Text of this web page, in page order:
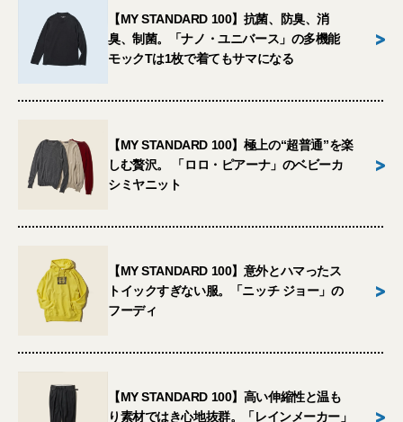
【MY STANDARD 100】抗菌、防臭、消
臭、制菌。「ナノ・ユニバース」の多機能
モックTは1枚で着てもサマになる
>
【MY STANDARD 100】極上の“超普通”を楽
しむ贅沢。 「ロロ・ピアーナ」のベビーカ
シミヤニット
>
【MY STANDARD 100】意外とハマったス
トイックすぎない服。「ニッチ ジョー」の
フーディ
>
【MY STANDARD 100】高い伸縮性と温も
り素材ではき心地抜群。「レインメーカー」